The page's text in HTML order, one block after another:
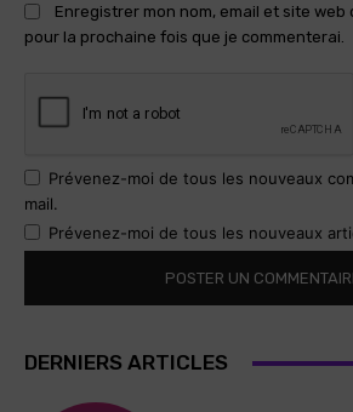
Enregistrer mon nom, email et site
pour la prochaine fois que je commenterai.
Prévenez-moi de tous les nouveaux
mail.
Prévenez-moi de tous les nouveaux
DERNIERS ARTICLES